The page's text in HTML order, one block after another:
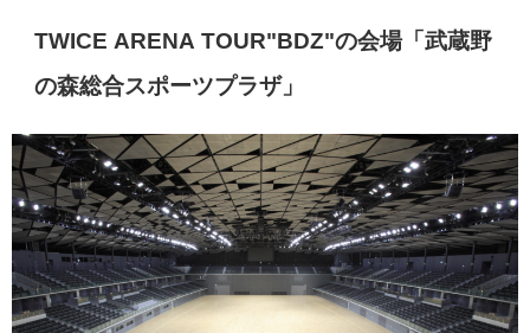
TWICE ARENA TOUR"BDZ"の会場「武蔵野
の森総合スポーツプラザ」